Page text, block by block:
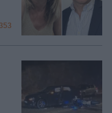
353